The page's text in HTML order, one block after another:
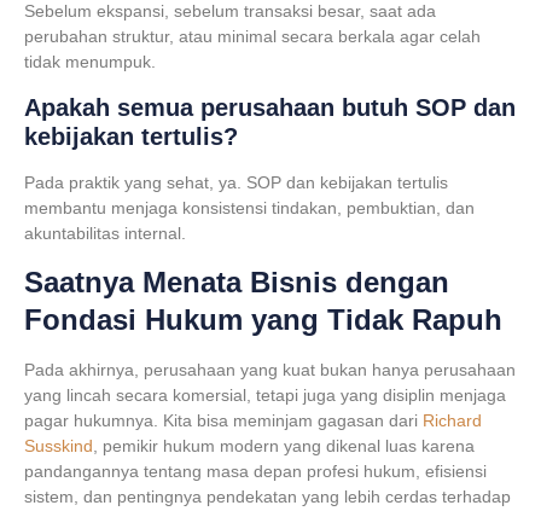
Sebelum ekspansi, sebelum transaksi besar, saat ada
perubahan struktur, atau minimal secara berkala agar celah
tidak menumpuk.
Apakah semua perusahaan butuh SOP dan
kebijakan tertulis?
Pada praktik yang sehat, ya. SOP dan kebijakan tertulis
membantu menjaga konsistensi tindakan, pembuktian, dan
akuntabilitas internal.
Saatnya Menata Bisnis dengan
Fondasi Hukum yang Tidak Rapuh
Pada akhirnya, perusahaan yang kuat bukan hanya perusahaan
yang lincah secara komersial, tetapi juga yang disiplin menjaga
pagar hukumnya. Kita bisa meminjam gagasan dari Richard
Susskind , pemikir hukum modern yang dikenal luas karena
pandangannya tentang masa depan profesi hukum, efisiensi
sistem, dan pentingnya pendekatan yang lebih cerdas terhadap